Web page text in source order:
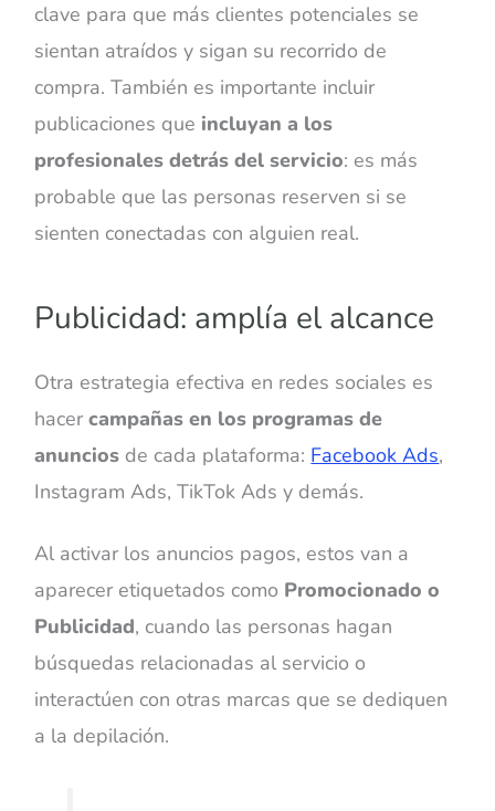
clave para que más clientes potenciales se
sientan atraídos y sigan su recorrido de
compra. También es importante incluir
publicaciones que incluyan a los
profesionales detrás del servicio: es más
probable que las personas reserven si se
sienten conectadas con alguien real.
Publicidad: amplía el alcance
Otra estrategia efectiva en redes sociales es
hacercampañas en los programas de
anuncios de cada plataforma: Facebook Ads,
Instagram Ads, TikTok Ads y demás.
Al activar los anuncios pagos, estos van a
aparecer etiquetados como Promocionado o
Publicidad, cuando las personas hagan
búsquedas relacionadas al servicio o
interactúen con otras marcas que se dediquen
a la depilación.